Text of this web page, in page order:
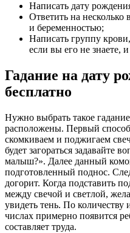
Написать дату
Ответить на несколько
и беременностью;
Написать группу
если вы его не знаете,
Гадание на дату
бесплатно
Нужно выбрать такое
расположены. Первый
скомкиваем и поджигаем
будет загораться задавайте
малыш?». Далее данный
подготовленный поднос.
догорит. Когда подставить
между свечой и светлой,
увидеть тень. По количеству
числах примерно появится
составляет труда.